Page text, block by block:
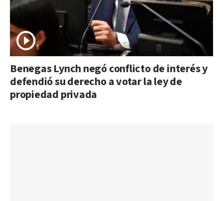
Benegas Lynch negó conflicto de interés y
defendió su derecho a votar la ley de
propiedad privada